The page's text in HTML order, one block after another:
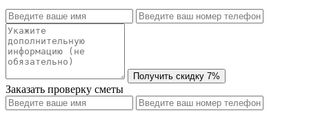
Заказать проверку сметы